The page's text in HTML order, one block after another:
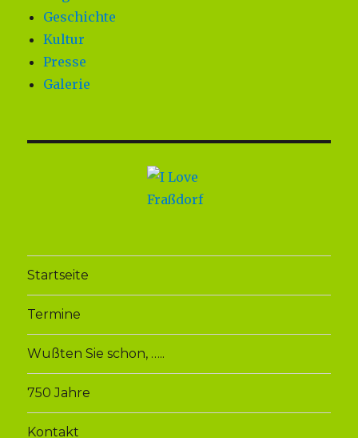
Geschichte
Kultur
Presse
Galerie
Startseite
Termine
Wußten Sie schon, …..
750 Jahre
Kontakt